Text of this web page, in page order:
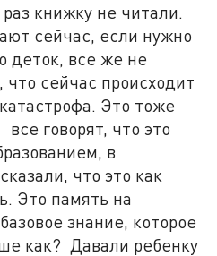
книжку не читали.
сейчас, если нужно
деток, все же не
сейчас происходит
Это тоже
говорят, что это
в
что это как
Это память на
знание, которое
как? Давали ребенку